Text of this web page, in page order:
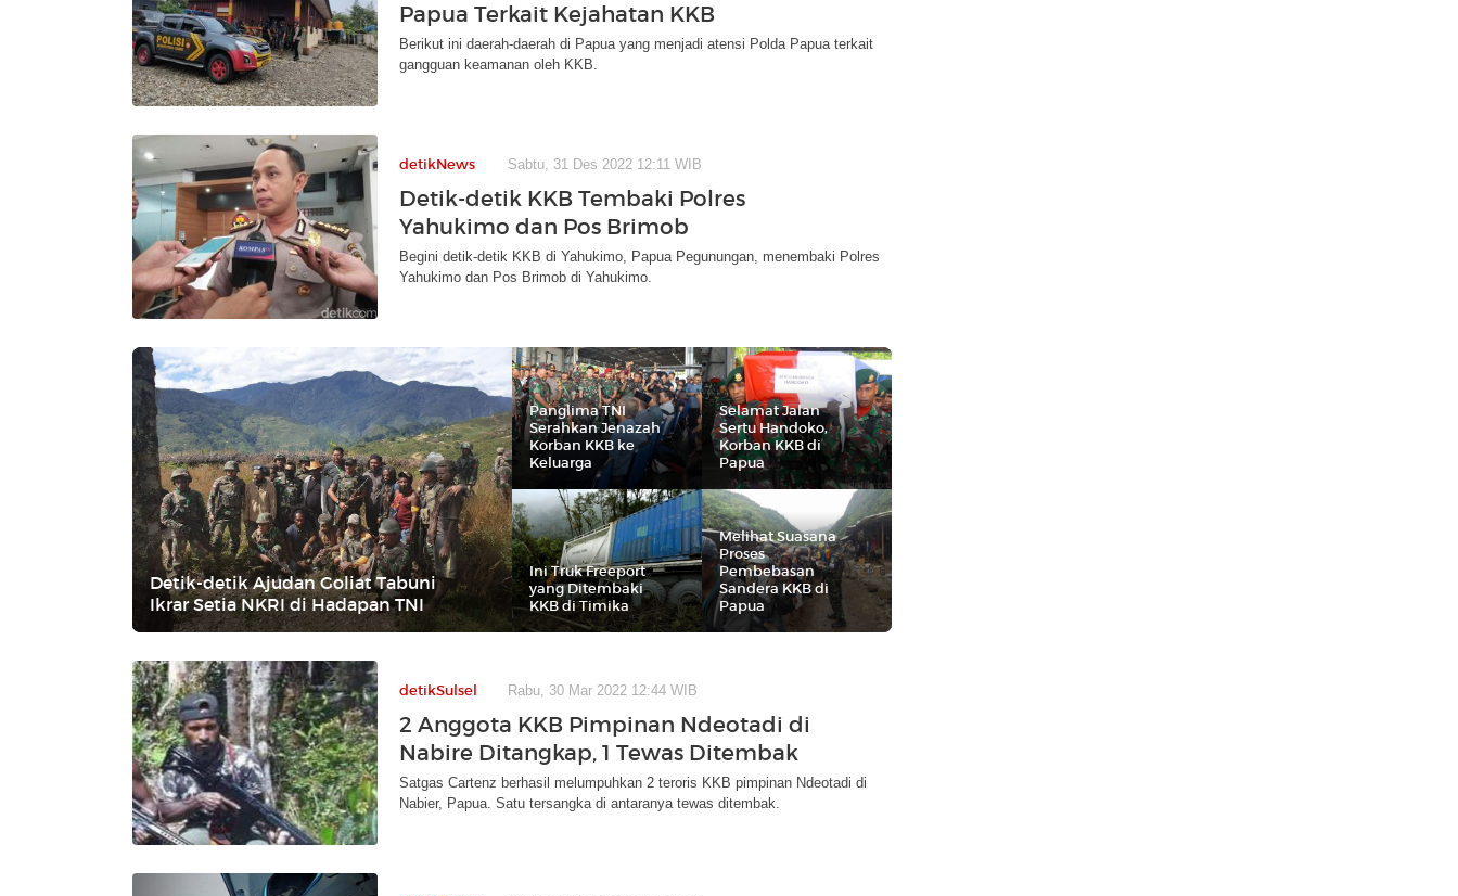
Papua Terkait Kejahatan KKB
Berikut ini daerah-daerah di Papua yang menjadi atensi Polda Papua terkait
gangguan keamanan oleh KKB.
detikNews Sabtu, 31 Des 2022 12:11 WIB
Detik-detik KKB Tembaki Polres
Yahukimo dan Pos Brimob
Begini detik-detik KKB di Yahukimo, Papua Pegunungan, menembaki Polres
Yahukimo dan Pos Brimob di Yahukimo.
Detik-detik Ajudan Goliat Tabuni
Ikrar Setia NKRI di Hadapan TNI
Panglima TNI
Serahkan Jenazah
Korban KKB ke
Keluarga
Selamat Jalan
Sertu Handoko,
Korban KKB di
Papua
Ini Truk Freeport
yang Ditembaki
KKB di Timika
Melihat Suasana
Proses
Pembebasan
Sandera KKB di
Papua
detikSulsel Rabu, 30 Mar 2022 12:44 WIB
2 Anggota KKB Pimpinan Ndeotadi di
Nabire Ditangkap, 1 Tewas Ditembak
Satgas Cartenz berhasil melumpuhkan 2 teroris KKB pimpinan Ndeotadi di
Nabier, Papua. Satu tersangka di antaranya tewas ditembak.